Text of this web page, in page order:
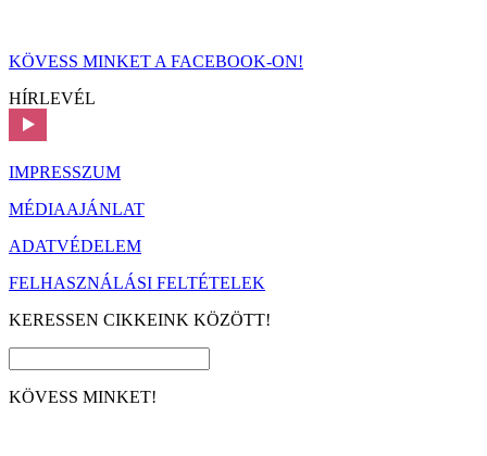
KÖVESS MINKET A FACEBOOK-ON!
HÍRLEVÉL
IMPRESSZUM
MÉDIAAJÁNLAT
ADATVÉDELEM
FELHASZNÁLÁSI FELTÉTELEK
KERESSEN CIKKEINK KÖZÖTT!
KÖVESS MINKET!